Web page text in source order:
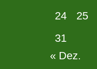
24
25
31
« Dez.